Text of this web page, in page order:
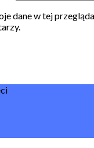
dane w tej